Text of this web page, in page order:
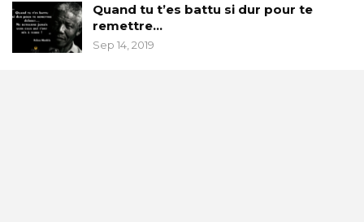
Quand tu t’es battu si dur pour te
remettre…
Sep 14, 2019